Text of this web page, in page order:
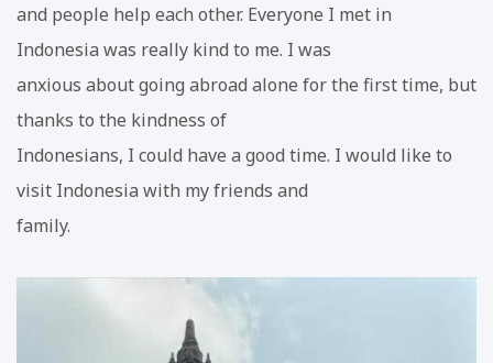
and people help each other. Everyone I met in
Indonesia was really kind to me. I was
anxious about going abroad alone for the first time, but
thanks to the kindness of
Indonesians, I could have a good time. I would like to
visit Indonesia with my friends and
family.